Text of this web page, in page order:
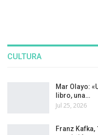
CULTURA
Mar Olayo:
libro, una…
Jul 25, 2026
Franz